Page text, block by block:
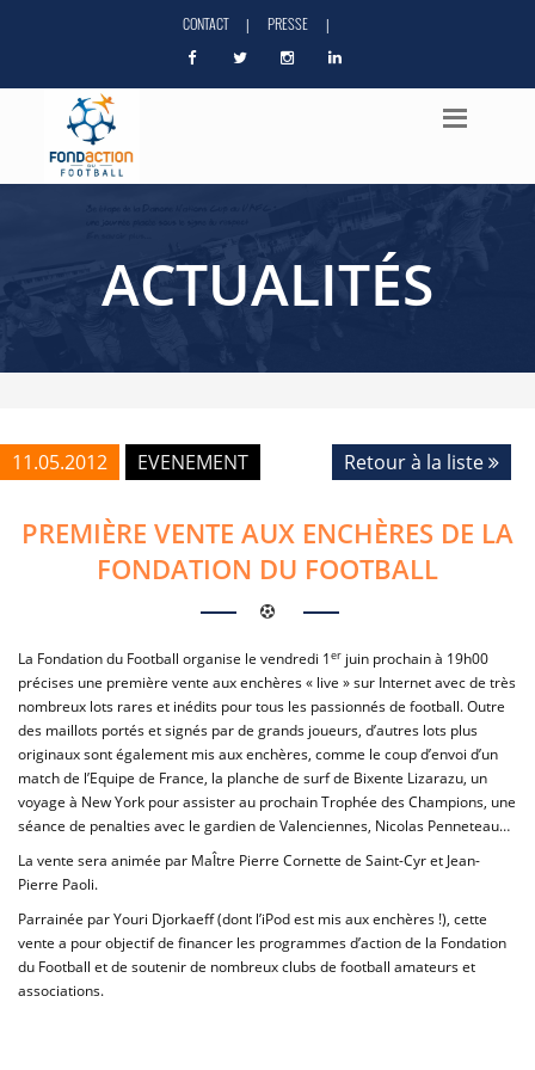
CONTACT | PRESSE |
ACTUALITÉS
11.05.2012 EVENEMENT Retour à la liste
PREMIÈRE VENTE AUX ENCHÈRES DE LA
FONDATION DU FOOTBALL
La Fondation du Football organise le vendredi 1er juin prochain à 19h00
précises une première vente aux enchères « live » sur Internet avec de très
nombreux lots rares et inédits pour tous les passionnés de football. Outre
des maillots portés et signés par de grands joueurs, d’autres lots plus
originaux sont également mis aux enchères, comme le coup d’envoi d’un
match de l’Equipe de France, la planche de surf de Bixente Lizarazu, un
voyage à New York pour assister au prochain Trophée des Champions, une
séance de penalties avec le gardien de Valenciennes, Nicolas Penneteau…
La vente sera animée par MaÎtre Pierre Cornette de Saint-Cyr et Jean-
Pierre Paoli.
Parrainée par Youri Djorkaeff (dont l’iPod est mis aux enchères !), cette
vente a pour objectif de financer les programmes d’action de la Fondation
du Football et de soutenir de nombreux clubs de football amateurs et
associations.